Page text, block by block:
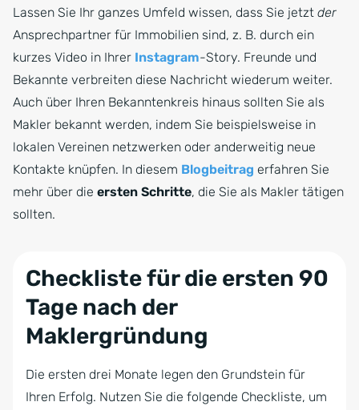
Lassen Sie Ihr ganzes Umfeld wissen, dass Sie jetzt der
Ansprechpartner für Immobilien sind, z. B. durch ein
kurzes Video in Ihrer Instagram-Story. Freunde und
Bekannte verbreiten diese Nachricht wiederum weiter.
Auch über Ihren Bekanntenkreis hinaus sollten Sie als
Makler bekannt werden, indem Sie beispielsweise in
lokalen Vereinen netzwerken oder anderweitig neue
Kontakte knüpfen. In diesem Blogbeitrag erfahren Sie
mehr über die ersten Schritte, die Sie als Makler tätigen
sollten.
Checkliste für die ersten 90
Tage nach der
Maklergründung
Die ersten drei Monate legen den Grundstein für
Ihren Erfolg. Nutzen Sie die folgende Checkliste, um